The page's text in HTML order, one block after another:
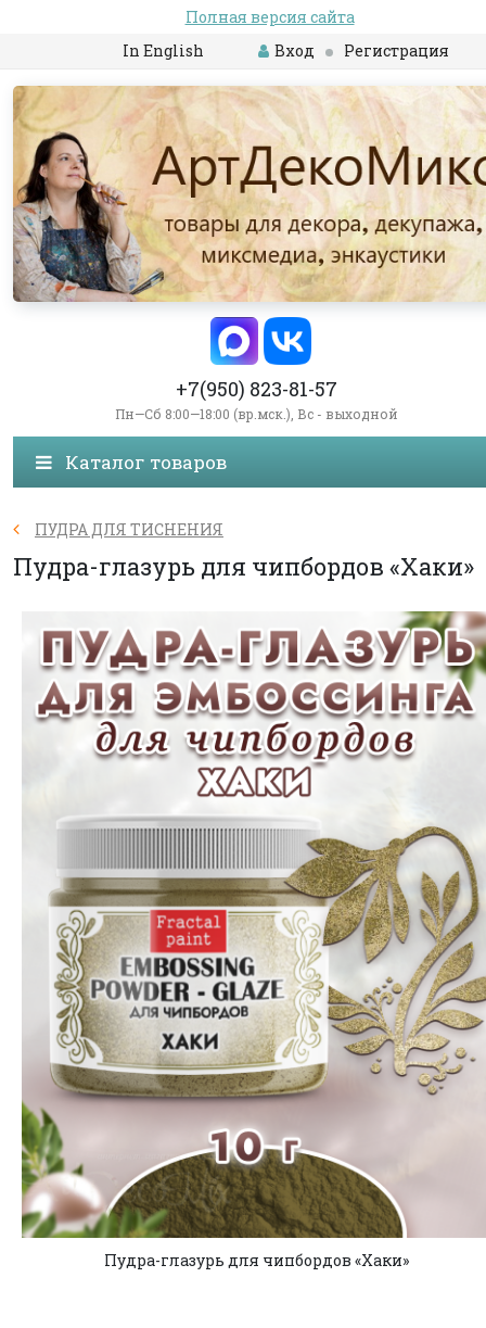
Полная версия сайта
In English
Вход Регистрация
+7(950) 823-81-57
Пн—Сб 8:00—18:00 (вр.мск.), Вс - выходной
Каталог товаров
ПУДРА ДЛЯ ТИСНЕНИЯ
Пудра-глазурь для чипбордов «Хаки»
Пудра-глазурь для чипбордов «Хаки»